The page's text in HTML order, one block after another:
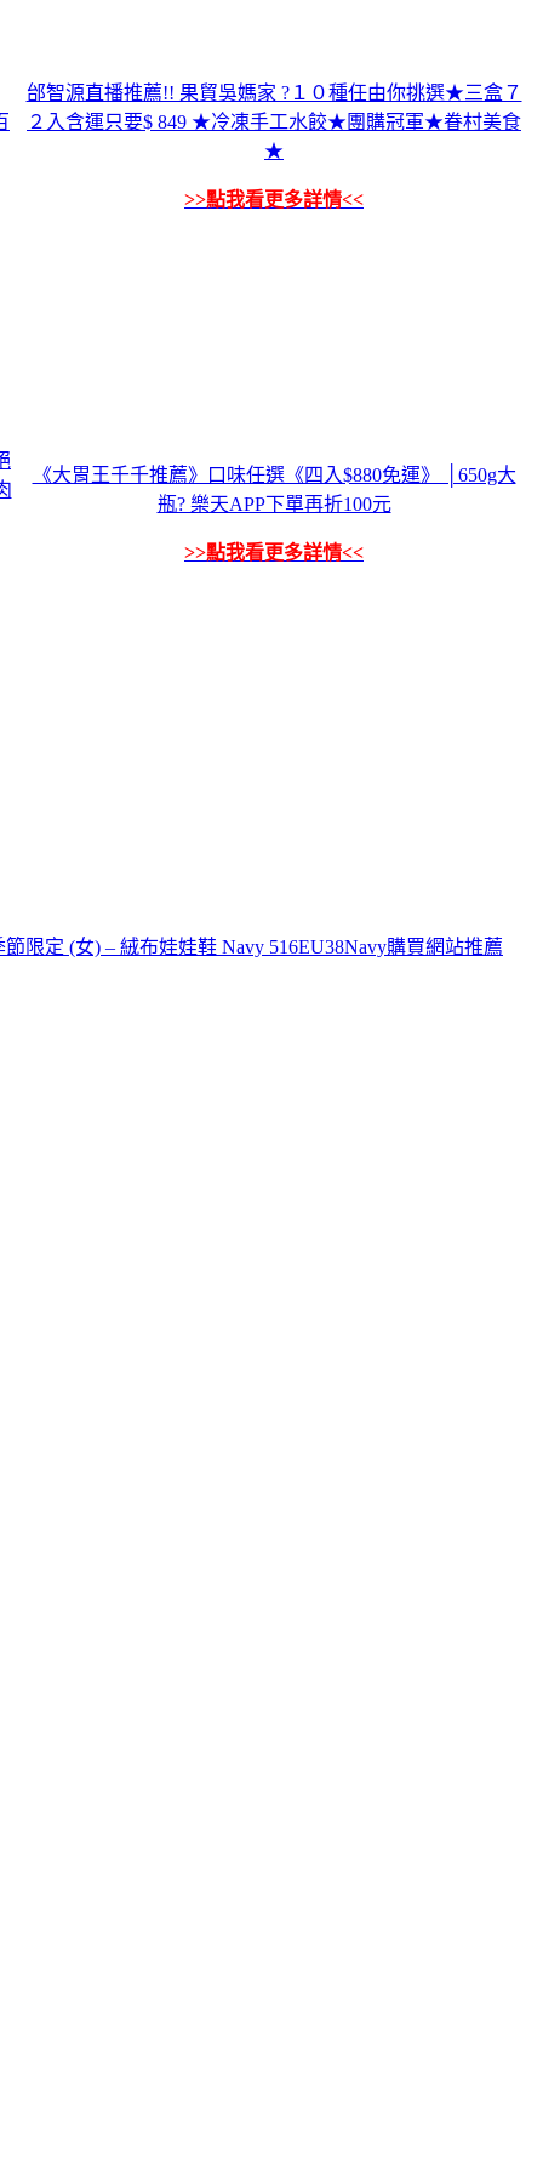
邰智源直播推薦!! 果貿吳媽家 ?１０種任由你挑選★三盒７
２入含運只要$ 849 ★冷凍手工水餃★團購冠軍★眷村美食
★
>>點我看更多詳情<<
《大胃王千千推薦》口味任選《四入$880免運》 │650g大
瓶? 樂天APP下單再折100元
>>點我看更多詳情<<
限定 (女) – 絨布娃娃鞋 Navy 516EU38Navy購買網站推薦